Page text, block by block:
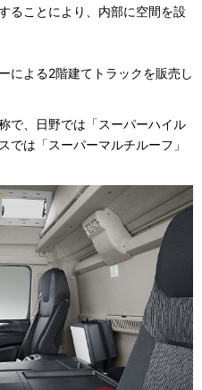
ることにより、内部に空間を設
による2階建てトラックを販売し
で、日野では「スーパーハイル
では「スーパーマルチルーフ」